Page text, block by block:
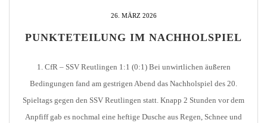
26. MÄRZ 2026
PUNKTETEILUNG IM NACHHOLSPIEL
1. CfR – SSV Reutlingen 1:1 (0:1) Bei unwirtlichen äußeren
Bedingungen fand am gestrigen Abend das Nachholspiel des 20.
Spieltags gegen den SSV Reutlingen statt. Knapp 2 Stunden vor dem
Anpfiff gab es nochmal eine heftige Dusche aus Regen, Schnee und